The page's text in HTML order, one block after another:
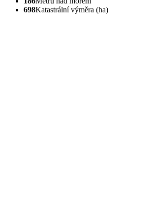
698Katastrální výměra (ha)